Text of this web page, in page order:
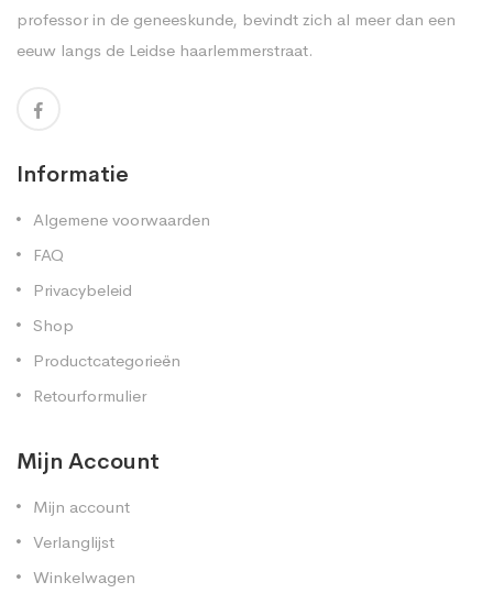
professor in de geneeskunde, bevindt zich al meer dan een
eeuw langs de Leidse haarlemmerstraat.
Informatie
Algemene voorwaarden
FAQ
Privacybeleid
Shop
Productcategorieën
Retourformulier
Mijn Account
Mijn account
Verlanglijst
Winkelwagen